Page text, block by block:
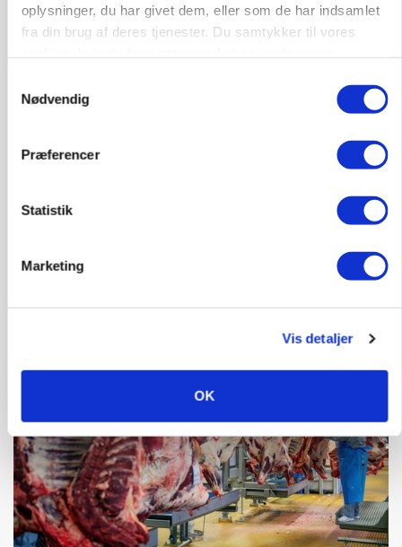
oplysninger, du har givet dem, eller som de har indsamlet
fra din brug af deres tjenester. Du samtykker til vores
Nødvendig
Præferencer
Statistik
Marketing
Vis detaljer
OK
Snart kan man søge tilskud til naturprojekter
skadedyrsrisici
Loading...